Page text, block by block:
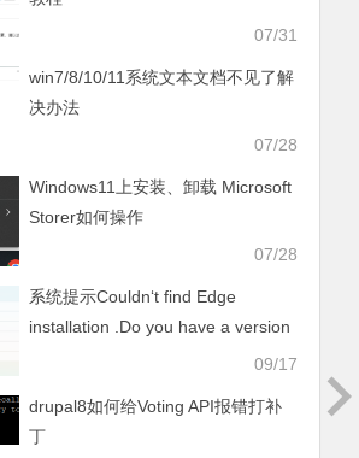
07/31
win7/8/10/11系统文本文档不见了解
决办法
07/28
Windows11上安装、卸载 Microsoft
Storer如何操作
07/28
系统提示Couldn‘t find Edge
installation .Do you have a version
installed that’s compatible with this
09/17
drupal8如何给Voting API报错打补
丁